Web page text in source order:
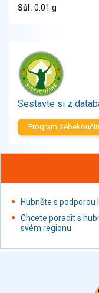
Chléb, pečivo,
Ořechy, semena
Zelenina
Brambory, luštěniny,
Sladkosti, slané
Ochucovadla,
Proteinové výrobky,
Nápoje alkoholické
Restaurace, jídelny,
Fastfood
Studená kuchyně,
Sůl: 0.01 g
Sestavte si z
Program
Hubněte s podporou
Chcete poradit s
svém regionu